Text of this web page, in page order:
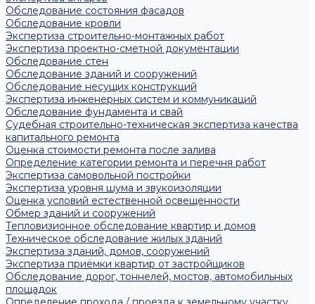
Обследование состояния фасадов
Обследование кровли
Экспертиза строительно-монтажных работ
Экспертиза проектно-сметной документации
Обследование стен
Обследование зданий и сооружений
Обследование несущих конструкций
Экспертиза инженерных систем и коммуникаций
Обследование фундамента и свай
Судебная строительно-техническая экспертиза качества
капитального ремонта
Оценка стоимости ремонта после залива
Определение категории ремонта и перечня работ
Экспертиза самовольной постройки
Экспертиза уровня шума и звукоизоляции
Оценка условий естественной освещенности
Обмер зданий и сооружений
Тепловизионное обследование квартир и домов
Техническое обследование жилых зданий
Экспертиза зданий, домов, сооружений
Экспертиза приёмки квартир от застройщиков
Обследование дорог, тоннелей, мостов, автомобильных
площадок